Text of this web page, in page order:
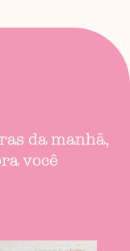
da manhã,
você